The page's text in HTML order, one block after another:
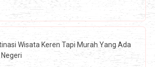
Wisata Keren Tapi Murah Yang Ada